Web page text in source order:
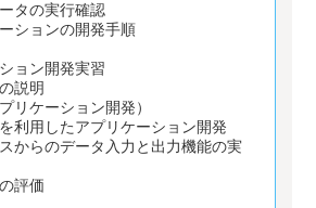
タの実行確認
ションの開発手順
ョン開発実習
説明
リケーション開発）
用したアプリケーション開発
らのデータ入力と出力機能の実
評価